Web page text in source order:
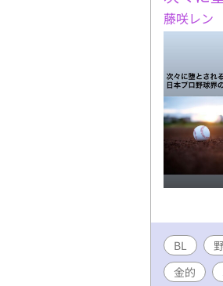
藤咲レン
BL
金的